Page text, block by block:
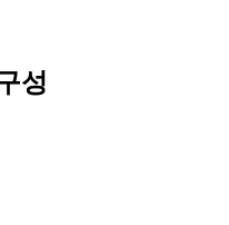
성